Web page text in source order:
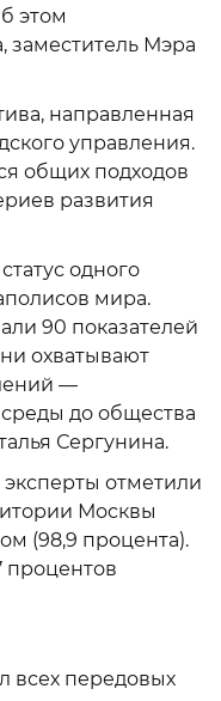
этом
заместитель Мэра
направленная
управления.
общих подходов
развития
одного
мира.
90 показателей
охватывают
—
до общества
Сергунина.
отметили
Москвы
(98,9 процента).
процентов
всех передовых